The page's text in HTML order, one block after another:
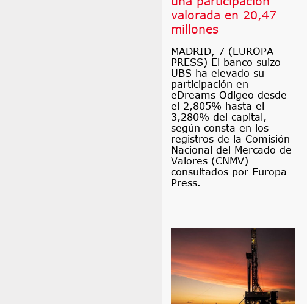
valorada en 20,47
millones
MADRID, 7 (EUROPA
PRESS) El banco suizo
UBS ha elevado su
participación en
eDreams Odigeo desde
el 2,805% hasta el
3,280% del capital,
según consta en los
registros de la Comisión
Nacional del Mercado de
Valores (CNMV)
consultados por Europa
Press.